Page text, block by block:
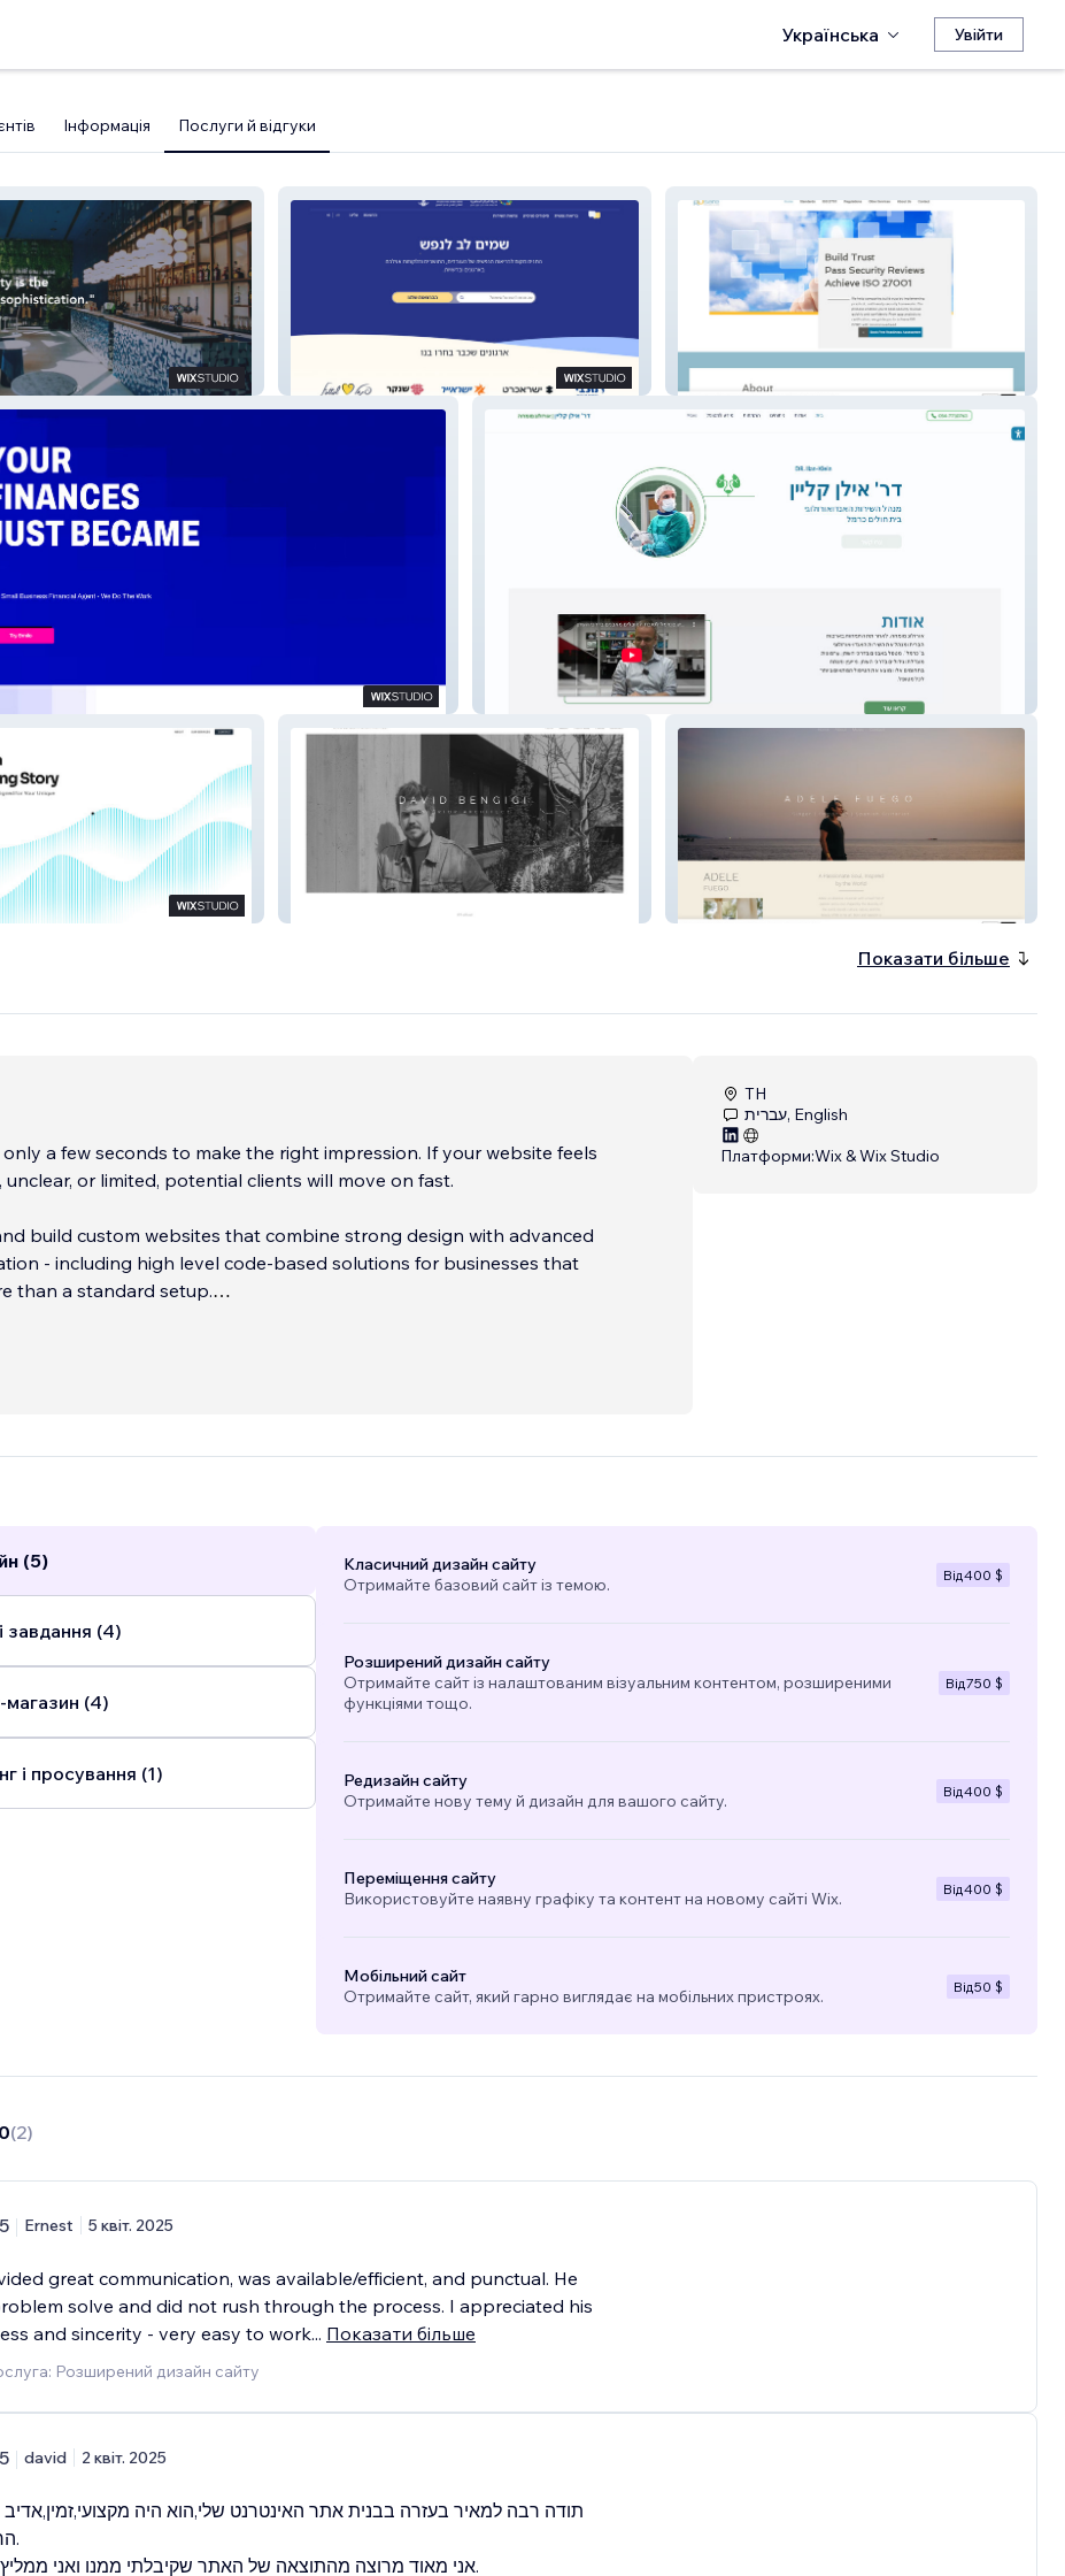
Українська Увійти
Інформація Послуги й відгуки
עמיתים לעסקים
Ilan-Klein
Adele Fuego Music
Показати більше
only a few seconds to make the right impression. If your website feels
or limited, potential clients will move on fast.
build custom websites that combine strong design with advanced
- including high level code-based solutions for businesses that
than a standard setup.
TH
עברית, English
Платформи:Wix & Wix Studio
(5)
завдання (4)
магазин (4)
і просування (1)
Класичний дизайн сайту
Отримайте базовий сайт із темою.
Від400 $
Розширений дизайн сайту
Отримайте сайт із налаштованим візуальним контентом, розширеними
функціями тощо.
Від750 $
Редизайн сайту
Отримайте нову тему й дизайн для вашого сайту.
Від400 $
Переміщення сайту
Використовуйте наявну графіку та контент на новому сайті Wix.
Від400 $
Мобільний сайт
Отримайте сайт, який гарно виглядає на мобільних пристроях.
Від50 $
(2)
5 Ernest 5 квіт. 2025
great communication, was available/efficient, and punctual. He
solve and did not rush through the process. I appreciated his
and sincerity - very easy to work... Показати більше
Розширений дизайн сайту
5 david 2 квіт. 2025
תודה רבה למאיר בעזרה בבנית אתר האינטרנט שלי,הוא היה מקצועי,זמין,אדיב
אני מאוד מרוצה מהתוצאה של האתר שקיבלתי ממנו ואני ממליץ עליו מאוד.